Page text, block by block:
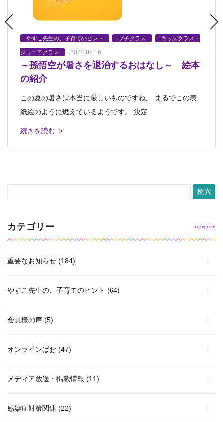
やすこ先生の、子育てのヒント プチクラス キッズクラス・
ジュニアクラス 2024.08.16
～孫悟空が暑さを退治するおはなし～ 絵本
の紹介
この夏の暑さは本当に厳しいものですね。 まるでこの表
紙絵のように燃えているようです。 決定
続きを読む >
やすこ先生の、子育てのヒント 2024.05.11
絵本 ねこのオーランド―
絵本『ねこのオーランドー』～一緒にキャンプに行きたい
ねこ～ キャスリーン・ヘイル作・画 脇
続きを読む >
やすこ先生の、子育てのヒント プチクラス キッズクラス・
ジュニアクラス 2024.02.02
絵本『おおきくなりすぎたくま』
絵本『おおきくなりすぎたくま』 リンド・ワード 文・
画 渡辺茂男 訳 ほるぷ出版 &nbs
続きを読む >
やすこ先生の、子育てのヒント 2023.10.12
「あしたがくるのが心配な時に。」
こどもにとって夜はどんな時間でしょうか。 楽しい一日
を学校や園で過ごして、 バタンキューで
続きを読む >
やすこ先生の、子育てのヒント 2023.09.13
それでもやっぱりかわいい大切なもの
夏休みが終わって子どもたちは ますますパワーアップし
てくるころですね。 そのパワーに負
続きを読む >
カテゴリー
重要なお知らせ (184)
やすこ先生の、子育てのヒント (64)
会員様の声 (5)
オンラインぱお (47)
メディア放送・掲載情報 (11)
感染症対策関連 (22)